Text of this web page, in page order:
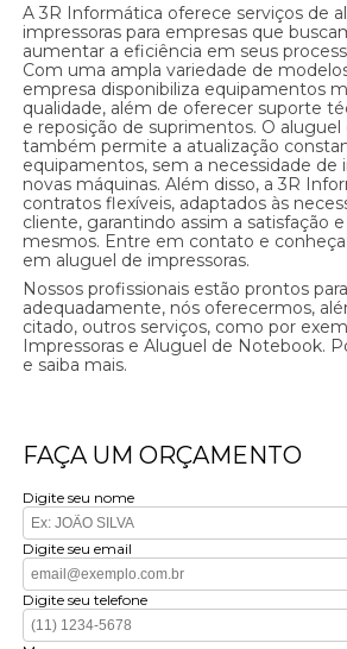
A 3R Informática oferece serviços de
impressoras para empresas que
aumentar a eficiência em seus
Com uma ampla variedade de
empresa disponibiliza equipamentos
qualidade, além de oferecer suporte
e reposição de suprimentos. O aluguel
também permite a atualização
equipamentos, sem a necessidade
novas máquinas. Além disso, a 3R
contratos flexíveis, adaptados às
cliente, garantindo assim a satisfação
mesmos. Entre em contato e conheça
em aluguel de impressoras.
Nossos profissionais estão prontos
adequadamente, nós oferecermos,
citado, outros serviços, como por
Impressoras e Aluguel de Notebook.
e saiba mais.
FAÇA UM ORÇAMENTO
Digite seu nome
Digite seu email
Digite seu telefone